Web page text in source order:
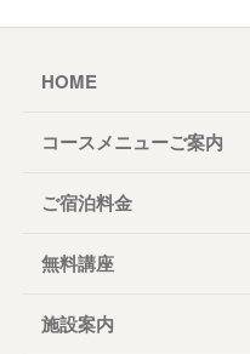
HOME
コースメニューご案内
ご宿泊料金
無料講座
施設案内